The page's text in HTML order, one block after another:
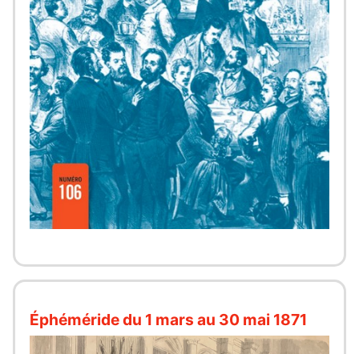
Éphéméride du 1 mars au 30 mai 1871